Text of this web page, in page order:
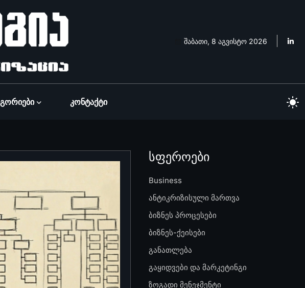
შაბათი, 8 აგვისტო 2026
Კონტაქტი
სფეროები
Business
ანტიკრიზისული მართვა
ბიზნეს პროცესები
ბიზნეს-ქეისები
განათლება
გაყიდვები და მარკეტინგი
ზოგადი მენეჯმენტი